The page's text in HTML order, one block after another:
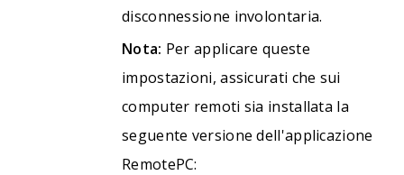
disconnessione involontaria.
Nota: Per applicare queste
impostazioni, assicurati che sui
computer remoti sia installata la
seguente versione dell'applicazione
RemotePC: